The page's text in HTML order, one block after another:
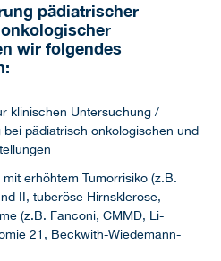
pädiatrischer
wir folgendes
klinischen Untersuchung /
pädiatrisch onkologischen und
erhöhtem Tumorrisiko (z.B.
II, tuberöse Hirnsklerose,
(z.B. Fanconi, CMMD, Li-
21, Beckwith-Wiedemann-